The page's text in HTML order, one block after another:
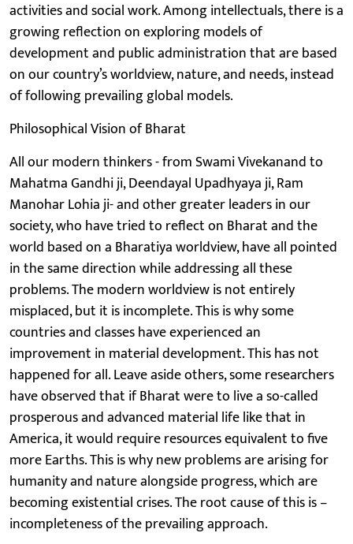
activities and social work. Among intellectuals, there is a
growing reflection on exploring models of
development and public administration that are based
on our country’s worldview, nature, and needs, instead
of following prevailing global models.
Philosophical Vision of Bharat
All our modern thinkers - from Swami Vivekanand to
Mahatma Gandhi ji, Deendayal Upadhyaya ji, Ram
Manohar Lohia ji- and other greater leaders in our
society, who have tried to reflect on Bharat and the
world based on a Bharatiya worldview, have all pointed
in the same direction while addressing all these
problems. The modern worldview is not entirely
misplaced, but it is incomplete. This is why some
countries and classes have experienced an
improvement in material development. This has not
happened for all. Leave aside others, some researchers
have observed that if Bharat were to live a so-called
prosperous and advanced material life like that in
America, it would require resources equivalent to five
more Earths. This is why new problems are arising for
humanity and nature alongside progress, which are
becoming existential crises. The root cause of this is –
incompleteness of the prevailing approach.